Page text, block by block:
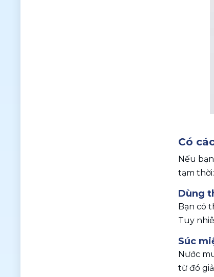
Có
Nếu
tạm thời:
Dùng
Bạn có
Tuy
Súc
Nước
từ đó